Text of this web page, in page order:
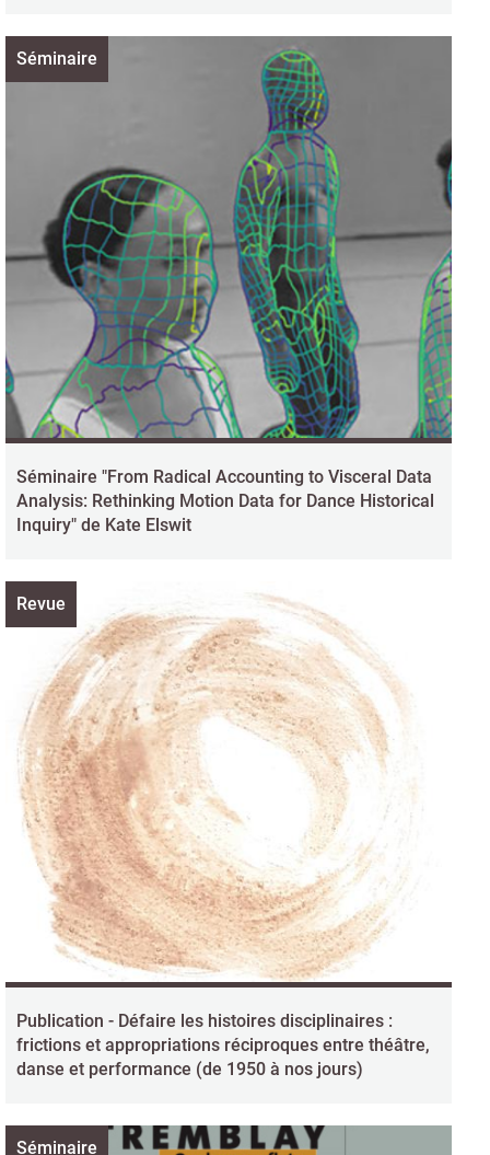
Séminaire
Séminaire "From Radical Accounting to Visceral Data
Analysis: Rethinking Motion Data for Dance Historical
Inquiry" de Kate Elswit
Revue
Publication - Défaire les histoires disciplinaires :
frictions et appropriations réciproques entre théâtre,
danse et performance (de 1950 à nos jours)
Séminaire